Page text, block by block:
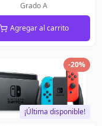
Grado A
Agregar al carrito
-20%
¡Última disponible!